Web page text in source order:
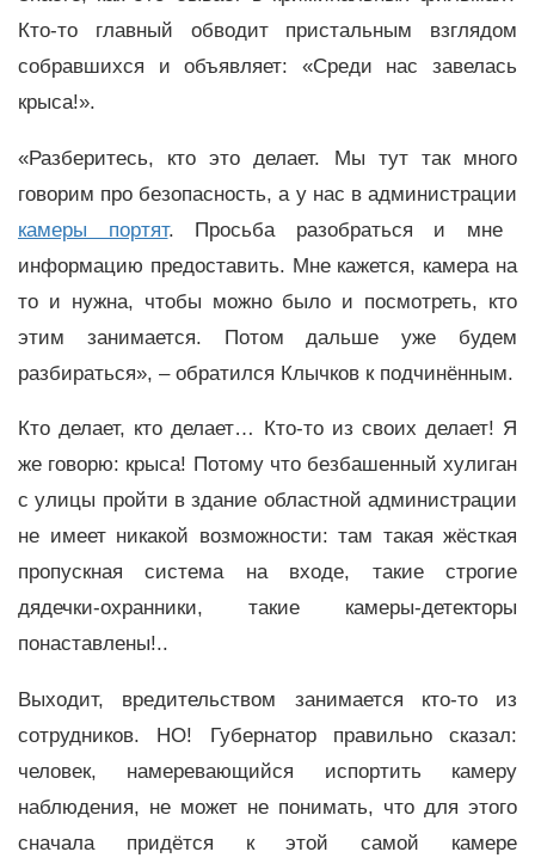
Кто-то главный обводит пристальным взглядом
собравшихся и объявляет: «Среди нас завелась
крыса!».
«Разберитесь, кто это делает. Мы тут так много
говорим про безопасность, а у нас в администрации
камеры портят. Просьба разобраться и мне
информацию предоставить. Мне кажется, камера на
то и нужна, чтобы можно было и посмотреть, кто
этим занимается. Потом дальше уже будем
разбираться», – обратился Клычков к подчинённым.
Кто делает, кто делает… Кто-то из своих делает! Я
же говорю: крыса! Потому что безбашенный хулиган
с улицы пройти в здание областной администрации
не имеет никакой возможности: там такая жёсткая
пропускная система на входе, такие строгие
дядечки-охранники, такие камеры-детекторы
понаставлены!..
Выходит, вредительством занимается кто-то из
сотрудников. НО! Губернатор правильно сказал:
человек, намеревающийся испортить камеру
наблюдения, не может не понимать, что для этого
сначала придётся к этой самой камере